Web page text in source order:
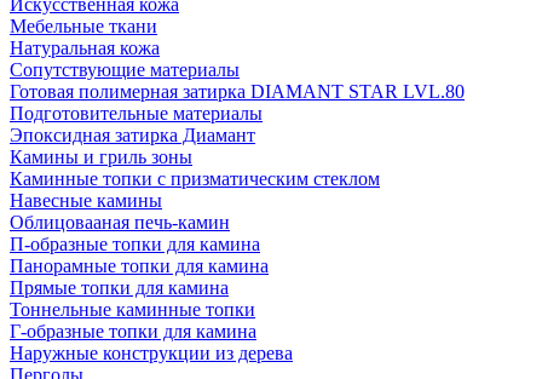
Мебельные ткани
Натуральная кожа
Сопутствующие материалы
Готовая полимерная затирка DIAMANT STAR LVL.80
Подготовительные материалы
Эпоксидная затирка Диамант
Камины и гриль зоны
Каминные топки с призматическим стеклом
Навесные камины
Облицовааная печь-камин
П-образные топки для камина
Панорамные топки для камина
Прямые топки для камина
Тоннельные каминные топки
Г-образные топки для камина
Наружные конструкции из дерева
Перголы